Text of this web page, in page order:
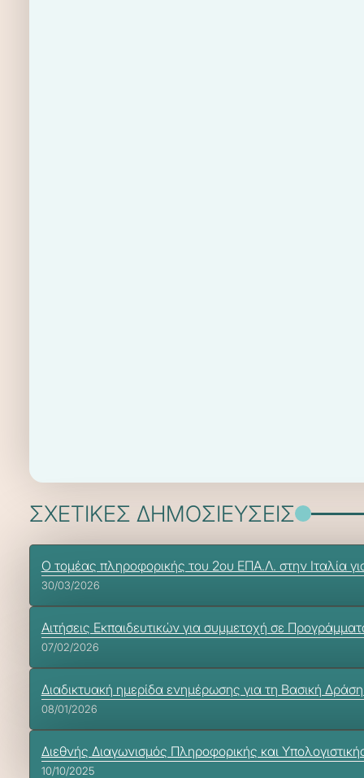
ΣΧΕΤΙΚΕΣ ΔΗΜΟΣΙΕΥΣΕΙΣ
Ο τομέας πληροφορικής του 2ου ΕΠΑ.Λ. στην Ιταλία
30/03/2026
Αιτήσεις Εκπαιδευτικών για συμμετοχή σε
07/02/2026
Διαδικτυακή ημερίδα ενημέρωσης για τη Βασική
08/01/2026
Διεθνής Διαγωνισμός Πληροφορικής και
10/10/2025